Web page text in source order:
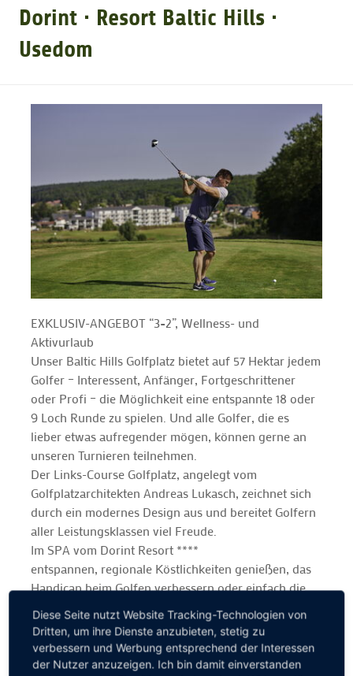
GOLFTURNIERE
GOLFEINSTEIGER
GOLFHOTELS
Dorint ∙ Resort Baltic Hills ∙
Usedom
EXKLUSIV-ANGEBOT “3=2”, Wellness- und
Aktivurlaub
Unser Baltic Hills Golfplatz bietet auf 57 Hektar jedem
Golfer – Interessent, Anfänger, Fortgeschrittener
oder Profi – die Möglichkeit eine entspannte 18 oder
9 Loch Runde zu spielen. Und alle Golfer, die es
lieber etwas aufregender mögen, können gerne an
unseren Turnieren teilnehmen.
Der Links-Course Golfplatz, angelegt vom
Golfplatzarchitekten Andreas Lukasch, zeichnet sich
durch ein modernes Design aus und bereitet Golfern
aller Leistungsklassen viel Freude.
Im SPA vom Dorint Resort ****
entspannen, regionale Köstlichkeiten genießen, das
Handicap beim Golfen verbessern oder einfach die
Natur beim Sonnenuntergang erleben. Auf Usedom
kommen Sie zur Ruhe und können den Urlaub in
vollen Zügen ausleben.
Diese Seite nutzt Website Tracking-Technologien von
Dritten, um ihre Dienste anzubieten, stetig zu
verbessern und Werbung entsprechend der Interessen
der Nutzer anzuzeigen. Ich bin damit einverstanden